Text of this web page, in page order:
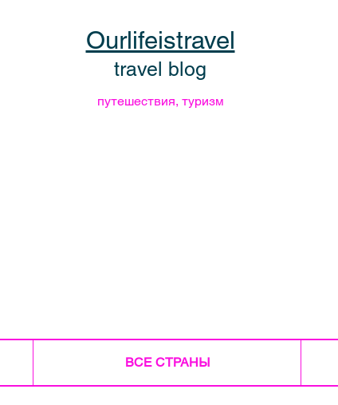
Ourlifeistravel
travel blog
путешествия, туризм
ВСЕ СТРАНЫ